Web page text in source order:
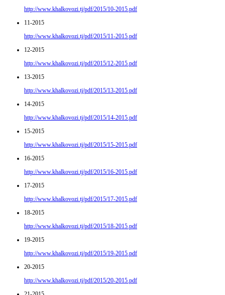
http://www.khalkovozi.tj/pdf/2015/10-2015.pdf
11-2015
http://www.khalkovozi.tj/pdf/2015/11-2015.pdf
12-2015
http://www.khalkovozi.tj/pdf/2015/12-2015.pdf
13-2015
http://www.khalkovozi.tj/pdf/2015/13-2015.pdf
14-2015
http://www.khalkovozi.tj/pdf/2015/14-2015.pdf
15-2015
http://www.khalkovozi.tj/pdf/2015/15-2015.pdf
16-2015
http://www.khalkovozi.tj/pdf/2015/16-2015.pdf
17-2015
http://www.khalkovozi.tj/pdf/2015/17-2015.pdf
18-2015
http://www.khalkovozi.tj/pdf/2015/18-2015.pdf
19-2015
http://www.khalkovozi.tj/pdf/2015/19-2015.pdf
20-2015
http://www.khalkovozi.tj/pdf/2015/20-2015.pdf